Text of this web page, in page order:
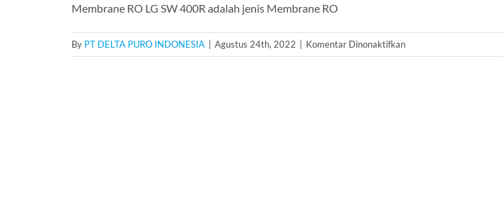
Membrane RO LG SW 400R adalah jenis Membrane RO
By PT DELTA PURO INDONESIA | Agustus 24th, 2022 | Komentar Dinonaktifkanpada
Membrane